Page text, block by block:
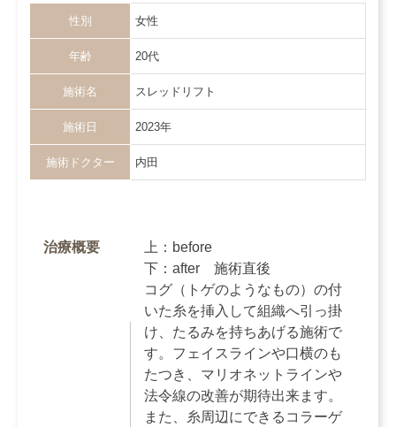
性別 女性
年齢 20代
施術名 スレッドリフト
施術日 2023年
施術ドクター 内田
治療概要
上：before
下：after 施術直後
コグ（トゲのようなもの）の付
いた糸を挿入して組織へ引っ掛
け、たるみを持ちあげる施術で
す。フェイスラインや口横のも
たつき、マリオネットラインや
法令線の改善が期待出来ます。
また、糸周辺にできるコラーゲ